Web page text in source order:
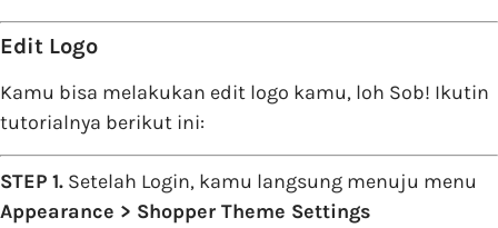
Edit Logo
Kamu bisa melakukan edit logo kamu, loh Sob! Ikutin
tutorialnya berikut ini:
STEP 1. Setelah Login, kamu langsung menuju menu
Appearance > Shopper Theme Settings